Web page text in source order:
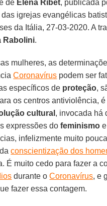
de Elena Ribet, publicada
igrejas evangélicas
da Itália, 27-03-2020. A
Rabolini.
mulheres, as
Coronavírus podem ser
específicos de proteção,
os centros antiviolência,
cultural , invocada há
expressões dofeminismo
infelizmente muito
conscientização dos
É muito cedo para fazer a
durante oCoronavírus, e
fazer essa contagem.